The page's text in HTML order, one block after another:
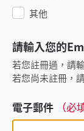
其他
請輸入您的
若您註冊過，請
若您尚未註冊，
電子郵件 （必